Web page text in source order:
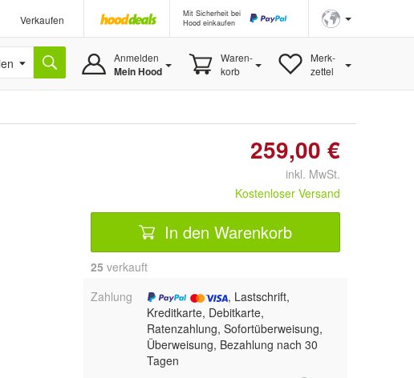
Verkaufen
Mit Sicherheit bei
Hood einkaufen
Anmelden
Mein Hood
Waren-
korb
Merk-
zettel
259,00 €
inkl. MwSt.
Kostenloser Versand
In den Warenkorb
25 verkauft
Zahlung
, Lastschrift,
Kreditkarte, Debitkarte,
Ratenzahlung, Sofortüberweisung,
Überweisung, Bezahlung nach 30
Tagen